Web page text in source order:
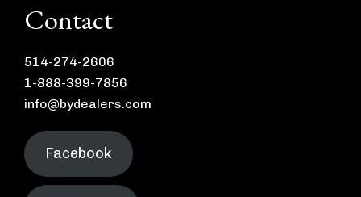
Contact
514-274-2606
1-888-399-7856
info@bydealers.com
Facebook